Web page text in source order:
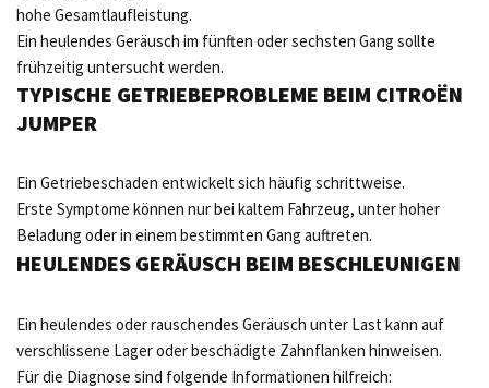
hohe Gesamtlaufleistung.
Ein heulendes Geräusch im fünften oder sechsten Gang sollte
frühzeitig untersucht werden.
TYPISCHE GETRIEBEPROBLEME BEIM CITROËN
JUMPER
Ein Getriebeschaden entwickelt sich häufig schrittweise.
Erste Symptome können nur bei kaltem Fahrzeug, unter hoher
Beladung oder in einem bestimmten Gang auftreten.
HEULENDES GERÄUSCH BEIM BESCHLEUNIGEN
Ein heulendes oder rauschendes Geräusch unter Last kann auf
verschlissene Lager oder beschädigte Zahnflanken hinweisen.
Für die Diagnose sind folgende Informationen hilfreich: